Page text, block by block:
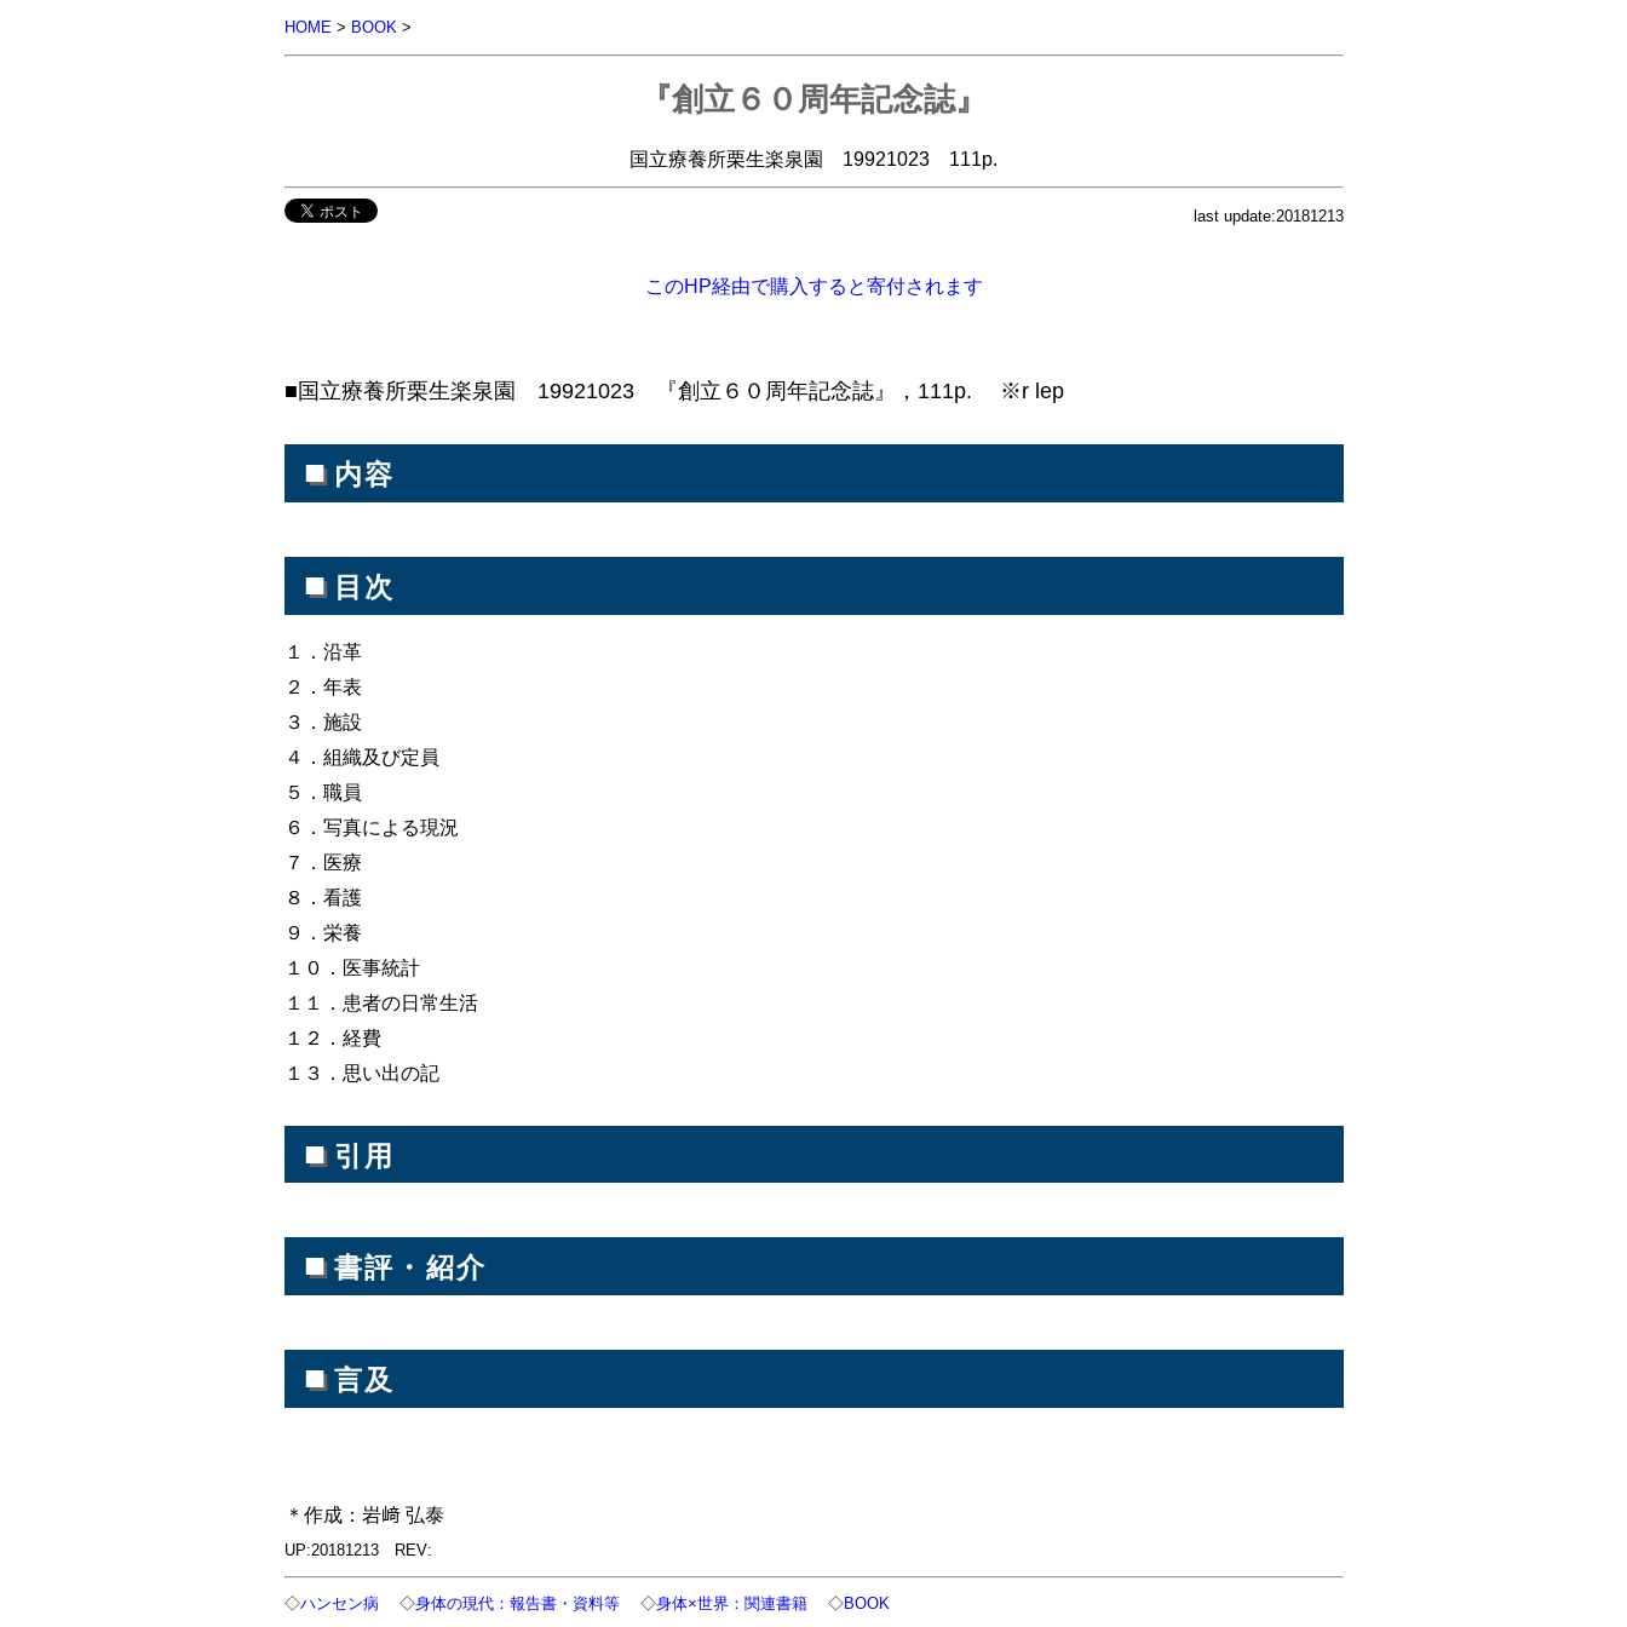
HOME> BOOK>
『創立６０周年記念誌』
国立療養所栗生楽泉園 19921023 111p.
last update:20181213
このHP経由で購入すると寄付されます
■国立療養所栗生楽泉園 19921023 『創立６０周年記念誌』，111p. ※r lep
■ 内容
■ 目次
１．沿革
２．年表
３．施設
４．組織及び定員
５．職員
６．写真による現況
７．医療
８．看護
９．栄養
１０．医事統計
１１．患者の日常生活
１２．経費
１３．思い出の記
■ 引用
■書評・紹介
■言及
＊作成：岩﨑 弘泰
UP:20181213 REV:
◇ハンセン病 ◇身体の現代：報告書・資料等◇身体×世界：関連書籍◇BOOK